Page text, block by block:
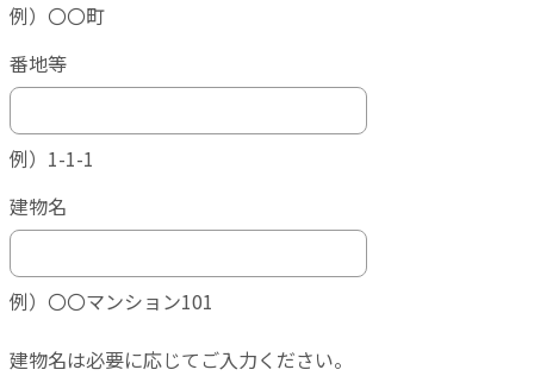
例）〇〇町
番地等
例）1-1-1
建物名
例）〇〇マンション101
建物名は必要に応じてご入力ください。